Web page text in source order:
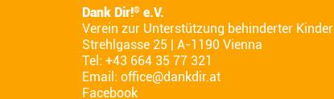
Dank Dir!® e.V.
Verein zur Unterstützung behinderter Kinder
Strehlgasse 25 | A-1190 Vienna
Tel: +43 664 35 77 321
Email: office@dankdir.at
Facebook